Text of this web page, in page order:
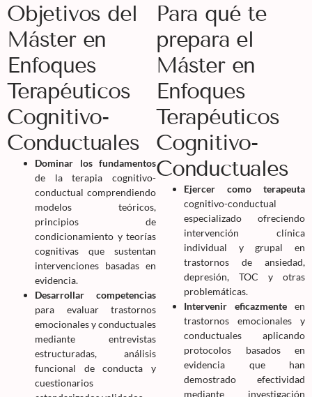
Objetivos del
Máster en
Enfoques
Terapéuticos
Cognitivo-
Conductuales
Dominar los fundamentos
de la terapia cognitivo-
conductual comprendiendo
modelos teóricos,
principios de
condicionamiento y teorías
cognitivas que sustentan
intervenciones basadas en
evidencia.
Desarrollar competencias
para evaluar trastornos
emocionales y conductuales
mediante entrevistas
estructuradas, análisis
funcional de conducta y
cuestionarios
Para qué te
prepara el
Máster en
Enfoques
Terapéuticos
Cognitivo-
Conductuales
Ejercer como terapeuta
cognitivo-conductual
especializado ofreciendo
intervención clínica
individual y grupal en
trastornos de ansiedad,
depresión, TOC y otras
problemáticas.
Intervenir eficazmente en
trastornos emocionales y
conductuales aplicando
protocolos basados en
evidencia que han
demostrado efectividad
mediante investigación